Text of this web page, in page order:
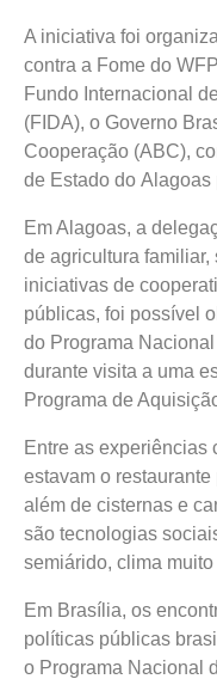
A iniciativa foi
contra a Fome do
Fundo Internacional
(FIDA), o Governo
Cooperação (ABC),
de Estado do Alagoas
Em Alagoas, a
de agricultura familiar,
iniciativas de
públicas, foi possível
do Programa
durante visita a uma
Programa de
Entre as experiências
estavam o
além de cisternas e
são tecnologias
semiárido, clima
Em Brasília, os
políticas públicas
o Programa Nacional